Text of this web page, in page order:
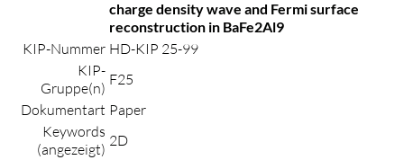
charge density wave and Fermi surface
reconstruction in BaFe2Al9
KIP-Nummer HD-KIP 25-99
KIP-
Gruppe(n) F25
Dokumentart Paper
Keywords
(angezeigt) 2D